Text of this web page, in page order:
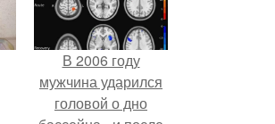
В 2006 году
мужчина ударился
головой о дно